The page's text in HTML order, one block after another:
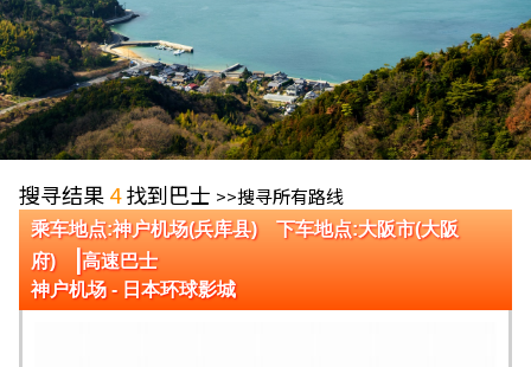
搜寻结果4找到巴士 >>搜寻所有路线
乘车地点:神户机场(兵库县) 下车地点:大阪市(大阪
府) |高速巴士
神户机场 - 日本环球影城